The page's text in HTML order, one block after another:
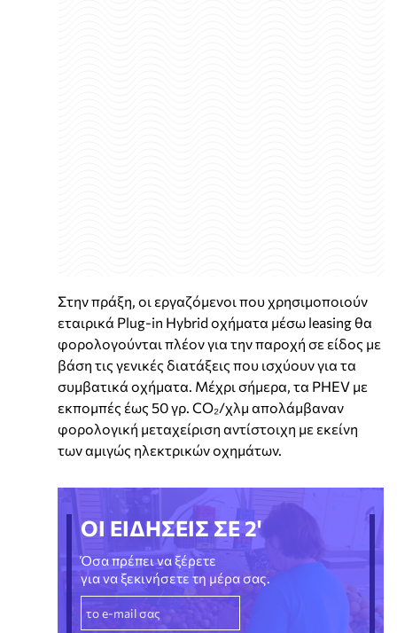
Στην πράξη, οι εργαζόμενοι που χρησιμοποιούν
εταιρικά Plug-in Hybrid οχήματα μέσω leasing θα
φορολογούνται πλέον για την παροχή σε είδος με
βάση τις γενικές διατάξεις που ισχύουν για τα
συμβατικά οχήματα. Μέχρι σήμερα, τα PHEV με
εκπομπές έως 50 γρ. CO₂/χλμ απολάμβαναν
φορολογική μεταχείριση αντίστοιχη με εκείνη
των αμιγώς ηλεκτρικών οχημάτων.
ΟΙ ΕΙΔΗΣΕΙΣ ΣΕ 2'
Όσα πρέπει να ξέρετε
για να ξεκινήσετε τη μέρα σας.